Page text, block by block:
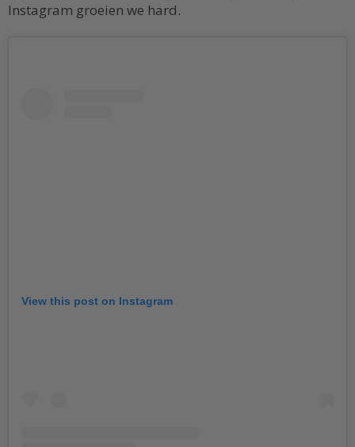
Instagram groeien we hard.
View this post on Instagram